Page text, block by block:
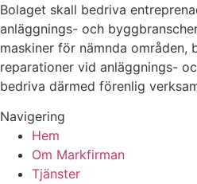
Bolaget skall bedriva
anläggnings- och
maskiner för nämnda områden,
reparationer vid anläggnings-
bedriva därmed förenlig
Navigering
Hem
Om Markfirman
Tjänster